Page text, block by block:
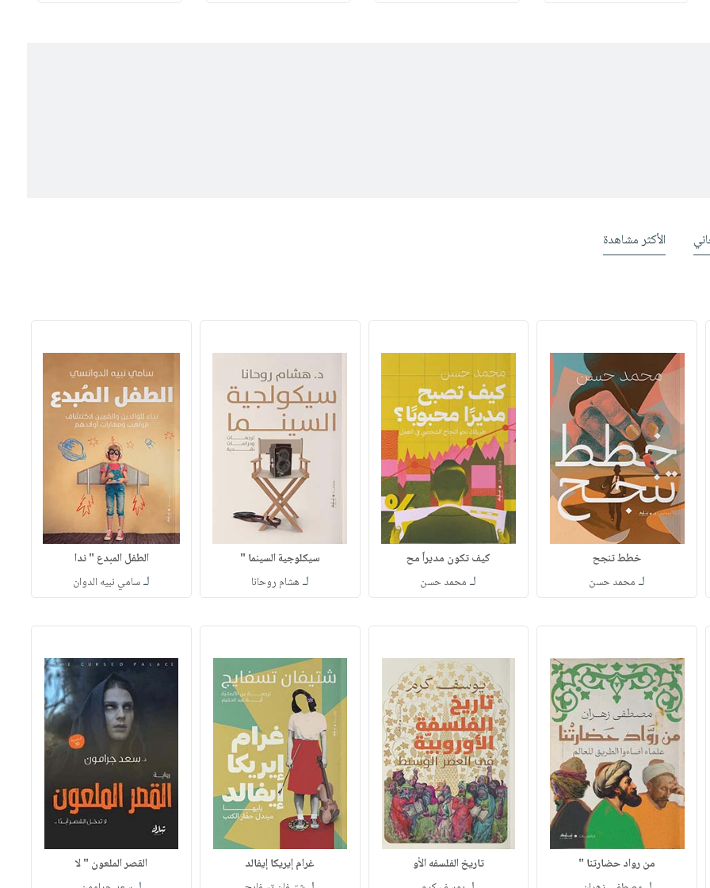
الأكثر مشاهدة
خطط تنجح
لـ محمد حسن
كيف تكون مديراً مح
لـ محمد حسن
سيكلوجية السينما "
لـ هشام روحانا
الطفل المبدع " ندا
لـسامي نبيه الدوان
من رواد حضارتنا " تاريخ الفلسفه الأو غرام إيريكا إيفالد القصر الملعون " لا